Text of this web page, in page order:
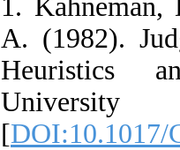
1.
A. (1982).
Heuristics
[DOI:10.1017/